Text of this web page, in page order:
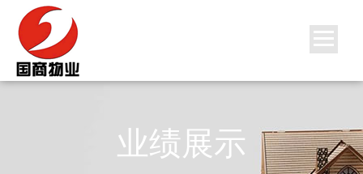
业绩展示